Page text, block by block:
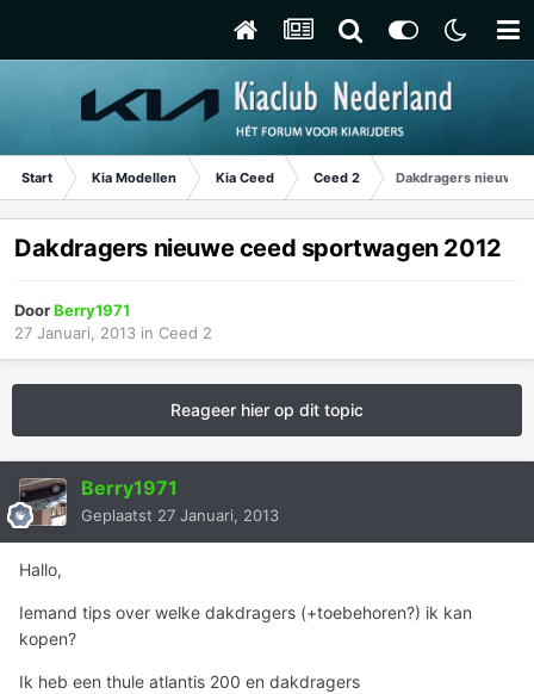
Start Kia Modellen Kia Ceed Ceed 2 Dakdragers nieuwe
Dakdragers nieuwe ceed sportwagen 2012
DoorBerry1971
27 Januari, 2013 in Ceed 2
Reageer hier op dit topic
Berry1971
Geplaatst 27 Januari, 2013
Hallo,
Iemand tips over welke dakdragers (+toebehoren?) ik kan
kopen?
Ik heb een thule atlantis 200 en dakdragers